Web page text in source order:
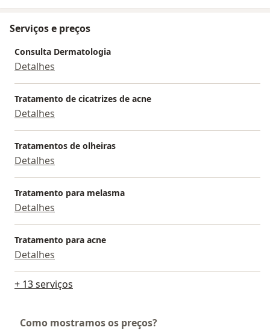
Serviços e preços
Consulta Dermatologia
Detalhes
Tratamento de cicatrizes de acne
Detalhes
Tratamentos de olheiras
Detalhes
Tratamento para melasma
Detalhes
Tratamento para acne
Detalhes
+ 13 serviços
Como mostramos os preços?